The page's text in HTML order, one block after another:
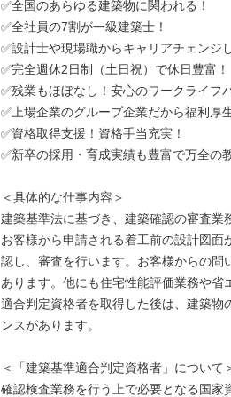
✅全国のあらゆる建築物に関われる！
✅全社員の7割が一級建築士！
✅設計士や現場職からキャリアチェンジ
✅完全週休2日制（土日祝）で休日豊富！
✅残業もほぼなし！安心のワークライフ
✅上場企業のグループ企業だから福利厚
✅資格取得支援！資格手当充実！
✅新卒の採用・育成実績も豊富で万全の
＜具体的な仕事内容＞
建築基準法に基づき、建築確認の審査業
お客様から申請される着工前の設計図
認し、審査を行います。お客様からの問
あります。他にも住宅性能評価業務や
適合判定資格者を取得した後は、建築物
ンスがあります。
＜「建築基準適合判定資格者」について
確認検査業務を行う上で必要となる国家